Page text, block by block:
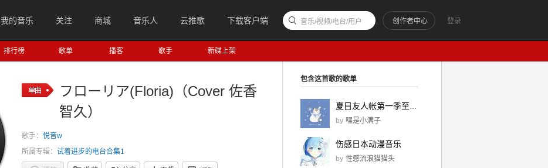
我的音乐 关注 商城 音乐人 云推歌 下载客户端 登录
创作者中心
音乐/视频/电台/用户
排行榜 歌单 播客 歌手 新碟上架